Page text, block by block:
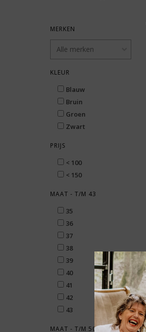
MERKEN
KLEUR
Blauw
Bruin
Groen
Zwart
PRIJS
< 100
< 150
MAAT - T/M 43
35
36
37
38
39
40
41
42
43
MAAT - T/M 50